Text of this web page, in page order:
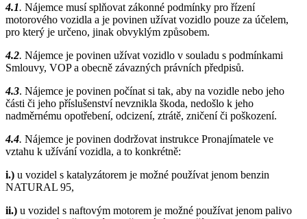
4.1. Nájemce musí splňovat zákonné podmínky pro řízení
motorového vozidla a je povinen užívat vozidlo pouze za účelem,
pro který je určeno, jinak obvyklým způsobem.
4.2. Nájemce je povinen užívat vozidlo v souladu s podmínkami
Smlouvy, VOP a obecně závazných právních předpisů.
4.3. Nájemce je povinen počínat si tak, aby na vozidle nebo jeho
části či jeho příslušenství nevznikla škoda, nedošlo k jeho
nadměrnému opotřebení, odcizení, ztrátě, zničení či poškození.
4.4. Nájemce je povinen dodržovat instrukce Pronajímatele ve
vztahu k užívání vozidla, a to konkrétně:
i.) u vozidel s katalyzátorem je možné používat jenom benzin
NATURAL 95,
ii.) u vozidel s naftovým motorem je možné používat jenom palivo